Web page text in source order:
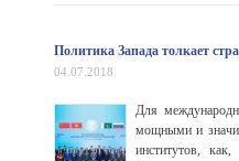
Политика Запада толкает
04.07.2018
Для
мощными и
институтов,